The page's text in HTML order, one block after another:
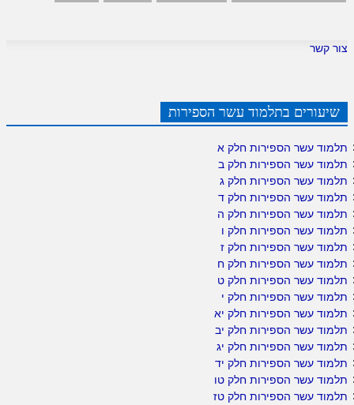
צור קשר
שיעורים בתלמוד עשר הספירות
תלמוד עשר הספירות חלק א
תלמוד עשר הספירות חלק ב
תלמוד עשר הספירות חלק ג
תלמוד עשר הספירות חלק ד
תלמוד עשר הספירות חלק ה
תלמוד עשר הספירות חלק ו
תלמוד עשר הספירות חלק ז
תלמוד עשר הספירות חלק ח
תלמוד עשר הספירות חלק ט
תלמוד עשר הספירות חלק י
תלמוד עשר הספירות חלק יא
תלמוד עשר הספירות חלק יב
תלמוד עשר הספירות חלק יג
תלמוד עשר הספירות חלק יד
תלמוד עשר הספירות חלק טו
תלמוד עשר הספירות חלק טז